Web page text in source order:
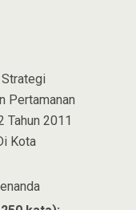
Pertamanan
Tahun 2011
Kota